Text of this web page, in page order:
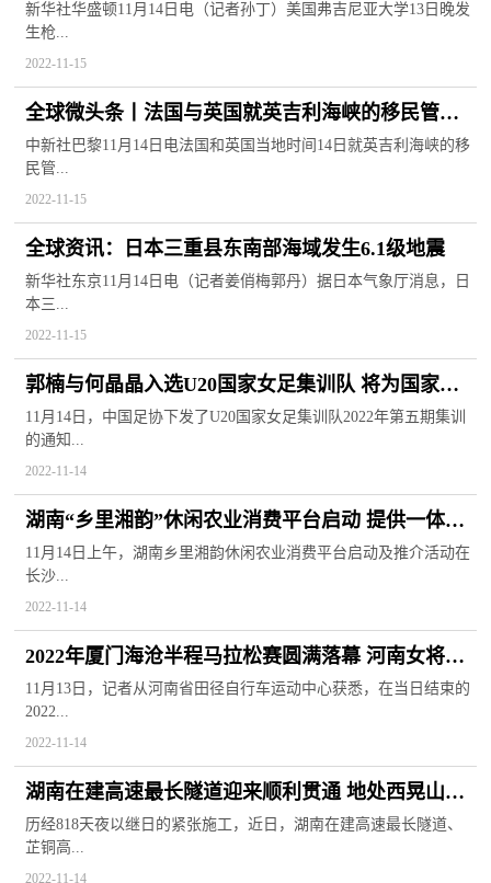
新华社华盛顿11月14日电（记者孙丁）美国弗吉尼亚大学13日晚发
生枪...
2022-11-15
全球微头条丨法国与英国就英吉利海峡的移民管理
问题达成新协议
中新社巴黎11月14日电法国和英国当地时间14日就英吉利海峡的移
民管...
2022-11-15
全球资讯：日本三重县东南部海域发生6.1级地震
新华社东京11月14日电（记者姜俏梅郭丹）据日本气象厅消息，日
本三...
2022-11-15
郭楠与何晶晶入选U20国家女足集训队 将为国家与
长春做出更大贡献
11月14日，中国足协下发了U20国家女足集训队2022年第五期集训
的通知...
2022-11-14
湖南“乡里湘韵”休闲农业消费平台启动 提供一体化
综合服务解决方案
11月14日上午，湖南乡里湘韵休闲农业消费平台启动及推介活动在
长沙...
2022-11-14
2022年厦门海沧半程马拉松赛圆满落幕 河南女将摘
得一金一银
11月13日，记者从河南省田径自行车运动中心获悉，在当日结束的
2022...
2022-11-14
湖南在建高速最长隧道迎来顺利贯通 地处西晃山山
脉间且全场6150米
历经818天夜以继日的紧张施工，近日，湖南在建高速最长隧道、
芷铜高...
2022-11-14